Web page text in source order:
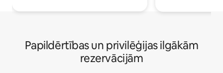
Papildērtības un privilēģijas ilgākām
rezervācijām